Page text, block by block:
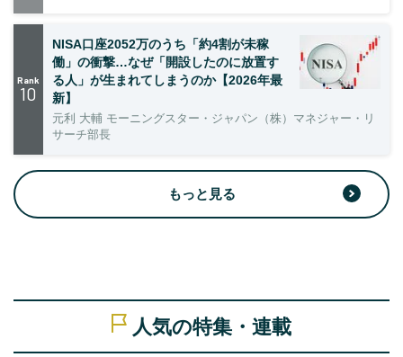
Rank
10
NISA口座2052万のうち「約4割が未稼
働」の衝撃…なぜ「開設したのに放置す
る人」が生まれてしまうのか【2026年最
新】
元利 大輔 モーニングスター・ジャパン（株）マネジャー・リ
サーチ部長
もっと見る
人気の特集・連載